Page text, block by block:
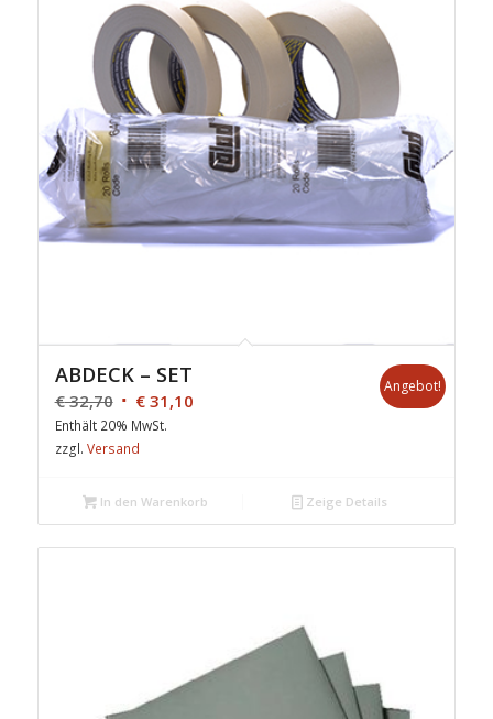
ABDECK – SET
€32,70 €31,10
Enthält 20% MwSt.
zzgl. Versand
Angebot!
In den Warenkorb Zeige Details